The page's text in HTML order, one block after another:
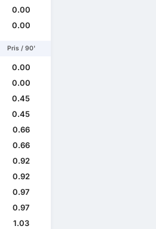
0.00
0.00
Pris / 90'
0.00
0.00
0.45
0.45
0.66
0.66
0.92
0.92
0.97
0.97
1.03